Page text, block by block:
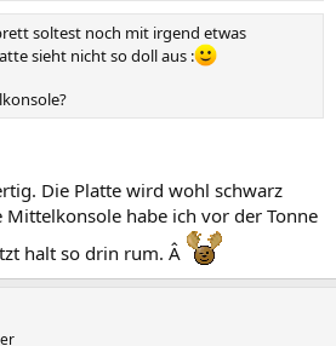
soltest noch mit irgend etwas
sieht nicht so doll aus :
Die Platte wird wohl schwarz
Mittelkonsole habe ich vor der Tonne
halt so drin rum. Â